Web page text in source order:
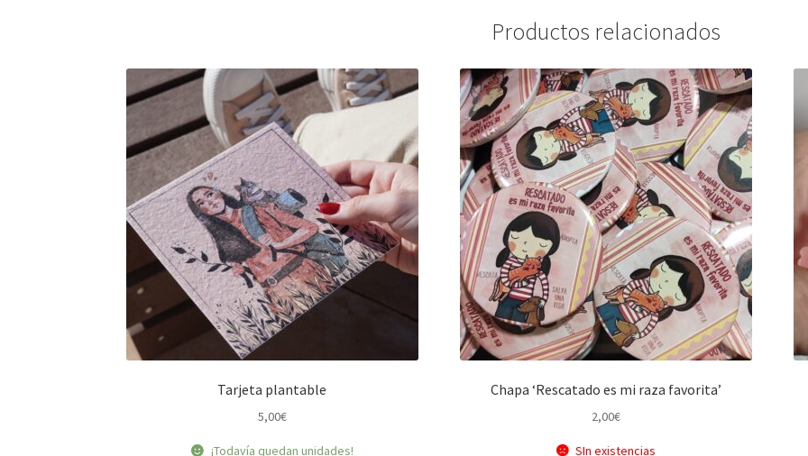
Productos relacionados
Tarjeta plantable
5,00€
¡Todavía quedan unidades!
Chapa ‘Rescatado es mi raza favorita’
2,00€
SIn existencias